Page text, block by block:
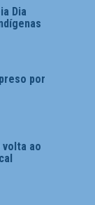
Dia
por
volta ao